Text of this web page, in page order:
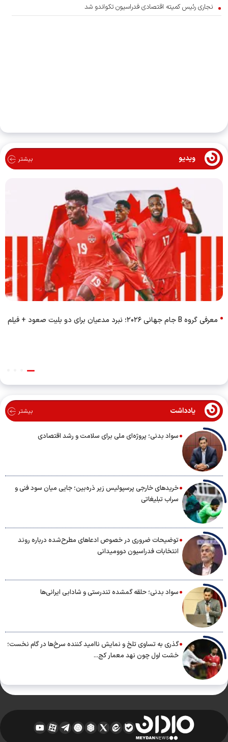
نجاری رئیس کمیته اقتصادی فدراسیون تکواندو شد
ویدیو بیشتر
معرفی گروه B جام جهانی ۲۰۲۶؛ نبرد مدعیان برای دو بلیت صعود + فیلم
یادداشت بیشتر
سواد بدنی؛ پروژه‌ای ملی برای سلامت و رشد اقتصادی
خریدهای خارجی پرسپولیس زیر ذره‌بین؛ جایی میان سود فنی و
سراب تبلیغاتی
توضیحات ضروری در خصوص ادعاهای مطرح‌شده درباره روند
انتخابات فدراسیون دوومیدانی
سواد بدنی؛ حلقه گمشده تندرستی و شادابی ایرانی‌ها
گذری به تساوی تلخ و نمایش ناامید کننده سرخ‌ها در گام نخست؛
خشت اول چون نهد معمار کج...